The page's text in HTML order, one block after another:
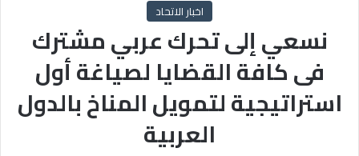
اخبار الاتحاد
نسعي إلى تحرك عربي مشترك
فى كافة القضايا لصياغة أول
استراتيجية لتمويل المناخ بالدول
العربية